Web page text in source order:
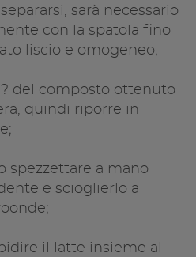
sarà necessario
con la spatola fino
liscio e omogeneo;
? del composto ottenuto
quindi riporre in
spezzettare a mano
e scioglierlo a
il latte insieme al